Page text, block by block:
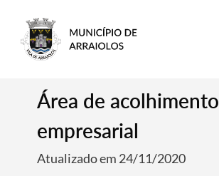
Área de acolhimento
empresarial
Atualizado em 24/11/2020